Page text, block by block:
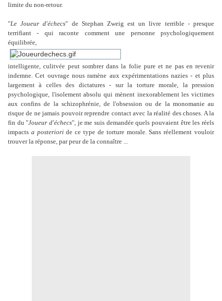
limite du non-retour.
"Le Joueur d'échecs" de Stephan Zweig est un livre terrible - presque
terrifiant - qui raconte comment une personne psychologiquement
équilibrée,
intelligente, culitvée peut sombrer dans la folie pure et ne pas en revenir
indemne. Cet ouvrage nous ramène aux expérimentations nazies - et plus
largement à celles des dictatures - sur la torture morale, la pression
psychologique, l'isolement absolu qui mènent inexorablement les victimes
aux confins de la schizophrénie, de l'obsession ou de la monomanie au
risque de ne jamais pouvoir reprendre contact avec la réalité des choses. A la
fin du "Joueur d'échecs", je me suis demandée quels pouvaient être les réels
impacts a posteriori de ce type de torture morale. Sans réellement vouloir
trouver la réponse, par peur de la connaître ...